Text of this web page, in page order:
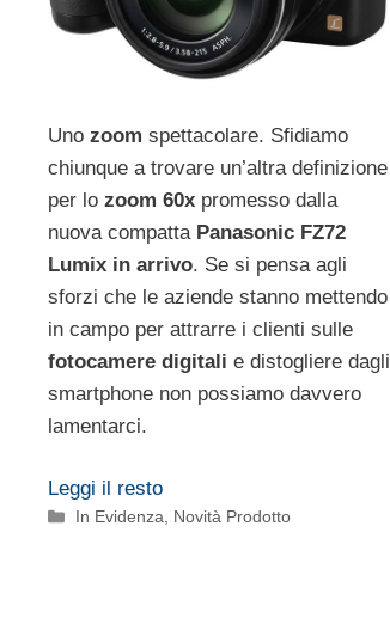
Uno zoom spettacolare. Sfidiamo
chiunque a trovare un’altra definizione
per lo zoom 60x promesso dalla
nuova compatta Panasonic FZ72
Lumix in arrivo. Se si pensa agli
sforzi che le aziende stanno mettendo
in campo per attrarre i clienti sulle
fotocamere digitali e distogliere dagli
smartphone non possiamo davvero
lamentarci.
Leggi il resto
Categorie
In Evidenza, Novità Prodotto